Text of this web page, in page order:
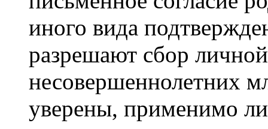
иного вида
разрешают сбор
несовершеннолетних
уверены, применимо